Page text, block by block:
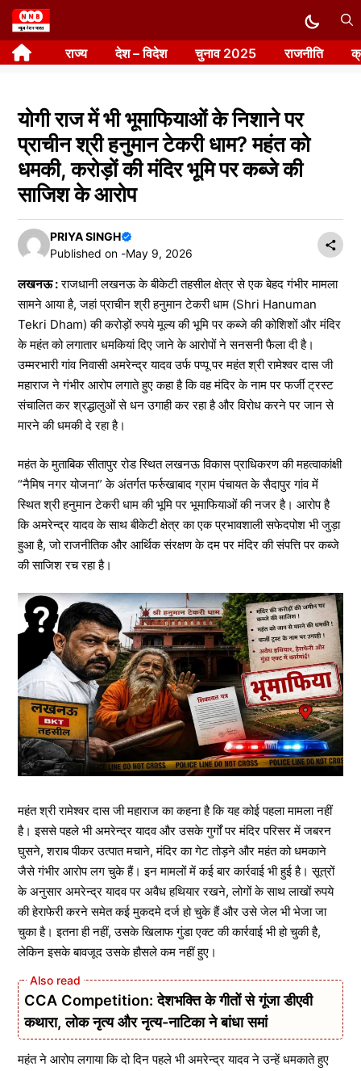
Skip
to
content राज्य देश – विदेश चुनाव 2025 राजनीति
योगी राज में भी भूमाफियाओं के निशाने पर
प्राचीन श्री हनुमान टेकरी धाम? महंत को
धमकी, करोड़ों की मंदिर भूमि पर कब्जे की
साजिश के आरोप
PRIYA SINGH
Published on -May 9, 2026
लखनऊ :राजधानी लखनऊ के बीकेटी तहसील क्षेत्र से एक बेहद गंभीर मामला
सामने आया है, जहां प्राचीन श्री हनुमान टेकरी धाम (Shri Hanuman
Tekri Dham) की करोड़ों रुपये मूल्य की भूमि पर कब्जे की कोशिशों और मंदिर
के महंत को लगातार धमकियां दिए जाने के आरोपों ने सनसनी फैला दी है।
उम्मरभारी गांव निवासी अमरेन्द्र यादव उर्फ पप्पू पर महंत श्री रामेश्वर दास जी
महाराज ने गंभीर आरोप लगाते हुए कहा है कि वह मंदिर के नाम पर फर्जी ट्रस्ट
संचालित कर श्रद्धालुओं से धन उगाही कर रहा है और विरोध करने पर जान से
मारने की धमकी दे रहा है।
महंत के मुताबिक सीतापुर रोड स्थित लखनऊ विकास प्राधिकरण की महत्वाकांक्षी
“नैमिष नगर योजना” के अंतर्गत फर्रुखाबाद ग्राम पंचायत के सैदापुर गांव में
स्थित श्री हनुमान टेकरी धाम की भूमि पर भूमाफियाओं की नजर है। आरोप है
कि अमरेन्द्र यादव के साथ बीकेटी क्षेत्र का एक प्रभावशाली सफेदपोश भी जुड़ा
हुआ है, जो राजनीतिक और आर्थिक संरक्षण के दम पर मंदिर की संपत्ति पर कब्जे
की साजिश रच रहा है।
महंत श्री रामेश्वर दास जी महाराज का कहना है कि यह कोई पहला मामला नहीं
है। इससे पहले भी अमरेन्द्र यादव और उसके गुर्गों पर मंदिर परिसर में जबरन
घुसने, शराब पीकर उत्पात मचाने, मंदिर का गेट तोड़ने और महंत को धमकाने
जैसे गंभीर आरोप लग चुके हैं। इन मामलों में कई बार कार्रवाई भी हुई है। सूत्रों
के अनुसार अमरेन्द्र यादव पर अवैध हथियार रखने, लोगों के साथ लाखों रुपये
की हेराफेरी करने समेत कई मुकदमे दर्ज हो चुके हैं और उसे जेल भी भेजा जा
चुका है। इतना ही नहीं, उसके खिलाफ गुंडा एक्ट की कार्रवाई भी हो चुकी है,
लेकिन इसके बावजूद उसके हौसले कम नहीं हुए।
CCA Competition: देशभक्ति के गीतों से गूंजा डीएवी
कथारा, लोक नृत्य और नृत्य-नाटिका ने बांधा समां
महंत ने आरोप लगाया कि दो दिन पहले भी अमरेन्द्र यादव ने उन्हें धमकाते हुए